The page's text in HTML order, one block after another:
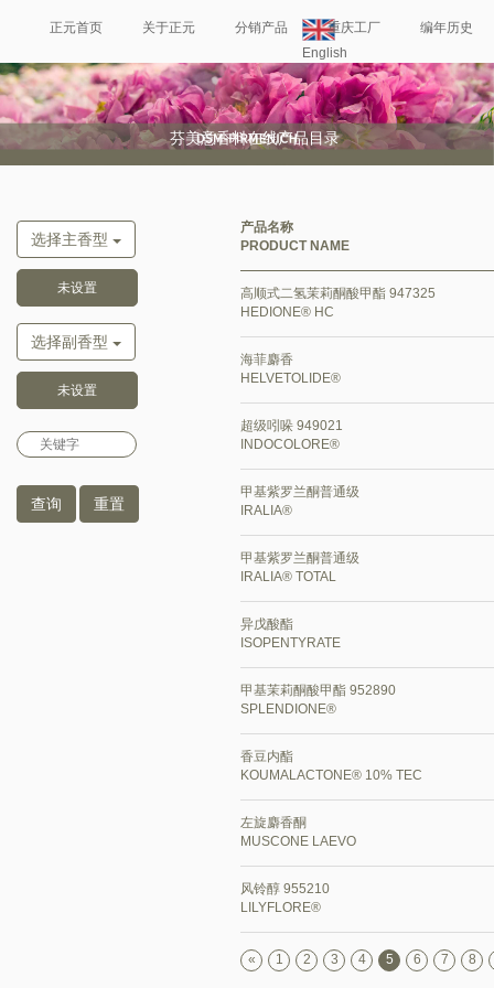
正元首页 关于正元 分销产品 重庆工厂 编年历史
正元往期 联系我们
English
芬美意香料在线产品目录
选择主香型
选择副香型
查询 重置
产品名称
PRODUCT NAME
高顺式二氢茉莉酮酸甲酯 947325
HEDIONE® HC
海菲麝香
HELVETOLIDE®
超级吲哚 949021
INDOCOLORE®
甲基紫罗兰酮普通级
IRALIA®
甲基紫罗兰酮普通级
IRALIA® TOTAL
异戊酸酯
ISOPENTYRATE
甲基茉莉酮酸甲酯 952890
SPLENDIONE®
香豆内酯
KOUMALACTONE® 10% TEC
左旋麝香酮
MUSCONE LAEVO
风铃醇 955210
LILYFLORE®
« 1 2 3 4 5 6 7 8